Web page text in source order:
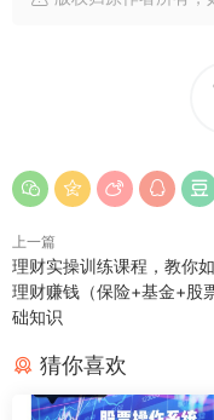
上一篇
理财实操训练课程，教你
理财赚钱（保险+基金+股
础知识
猜你喜欢